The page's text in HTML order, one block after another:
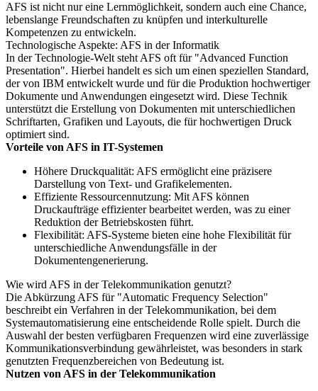
AFS ist nicht nur eine Lernmöglichkeit, sondern auch eine Chance,
lebenslange Freundschaften zu knüpfen und interkulturelle
Kompetenzen zu entwickeln.
Technologische Aspekte: AFS in der Informatik
In der Technologie-Welt steht AFS oft für "Advanced Function
Presentation". Hierbei handelt es sich um einen speziellen Standard,
der von IBM entwickelt wurde und für die Produktion hochwertiger
Dokumente und Anwendungen eingesetzt wird. Diese Technik
unterstützt die Erstellung von Dokumenten mit unterschiedlichen
Schriftarten, Grafiken und Layouts, die für hochwertigen Druck
optimiert sind.
Vorteile von AFS in IT-Systemen
Höhere Druckqualität: AFS ermöglicht eine präzisere
Darstellung von Text- und Grafikelementen.
Effiziente Ressourcennutzung: Mit AFS können
Druckaufträge effizienter bearbeitet werden, was zu einer
Reduktion der Betriebskosten führt.
Flexibilität: AFS-Systeme bieten eine hohe Flexibilität für
unterschiedliche Anwendungsfälle in der
Dokumentengenerierung.
Wie wird AFS in der Telekommunikation genutzt?
Die Abkürzung AFS für "Automatic Frequency Selection"
beschreibt ein Verfahren in der Telekommunikation, bei dem
Systemautomatisierung eine entscheidende Rolle spielt. Durch die
Auswahl der besten verfügbaren Frequenzen wird eine zuverlässige
Kommunikationsverbindung gewährleistet, was besonders in stark
genutzten Frequenzbereichen von Bedeutung ist.
Nutzen von AFS in der Telekommunikation